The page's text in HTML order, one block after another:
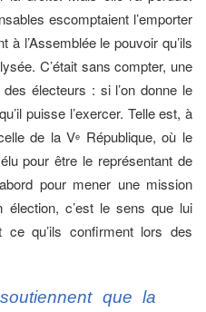
escomptaient l’emporter
l’Assemblée le pouvoir qu’ils
C’était sans compter, une
électeurs : si l’on donne le
puisse l’exercer. Telle est, à
de la Ve République, où le
pour être le représentant de
pour mener une mission
élection, c’est le sens que lui
ce qu’ils confirment lors des
que la